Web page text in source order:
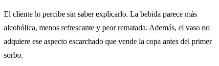
El cliente lo percibe sin saber explicarlo. La bebida parece más
alcohólica, menos refrescante y peor rematada. Además, el vaso no
adquiere ese aspecto escarchado que vende la copa antes del primer
sorbo.